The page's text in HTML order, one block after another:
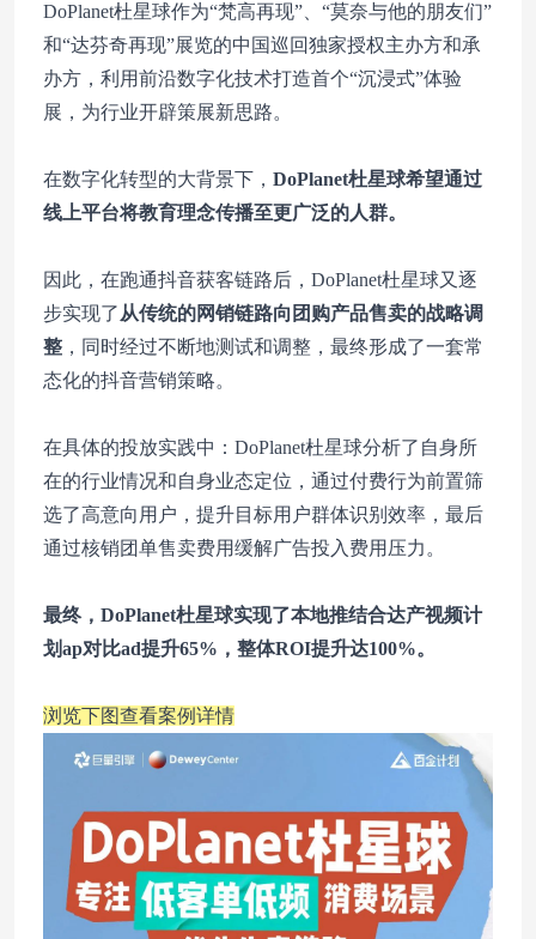
DoPlanet杜星球作为“梵高再现”、“莫奈与他的朋友们”
和“达芬奇再现”展览的中国巡回独家授权主办方和承
办方，利用前沿数字化技术打造首个“沉浸式”体验
展，为行业开辟策展新思路。
在数字化转型的大背景下， DoPlanet杜星球希望通过
线上平台将教育理念传播至更广泛的人群。
因此，在跑通抖音获客链路后，DoPlanet杜星球又逐
步实现了从传统的网销链路向团购产品售卖的战略调
整 ，同时经过不断地测试和调整，最终形成了一套常
态化的抖音营销策略。
在具体的投放实践中：DoPlanet杜星球分析了自身所
在的行业情况和自身业态定位，通过付费行为前置筛
选了高意向用户，提升目标用户群体识别效率，最后
通过核销团单售卖费用缓解广告投入费用压力。
最终，DoPlanet杜星球实现了本地推结合达产视频计
划ap对比ad提升65%，整体ROI提升达100%。
浏览下图查看案例详情